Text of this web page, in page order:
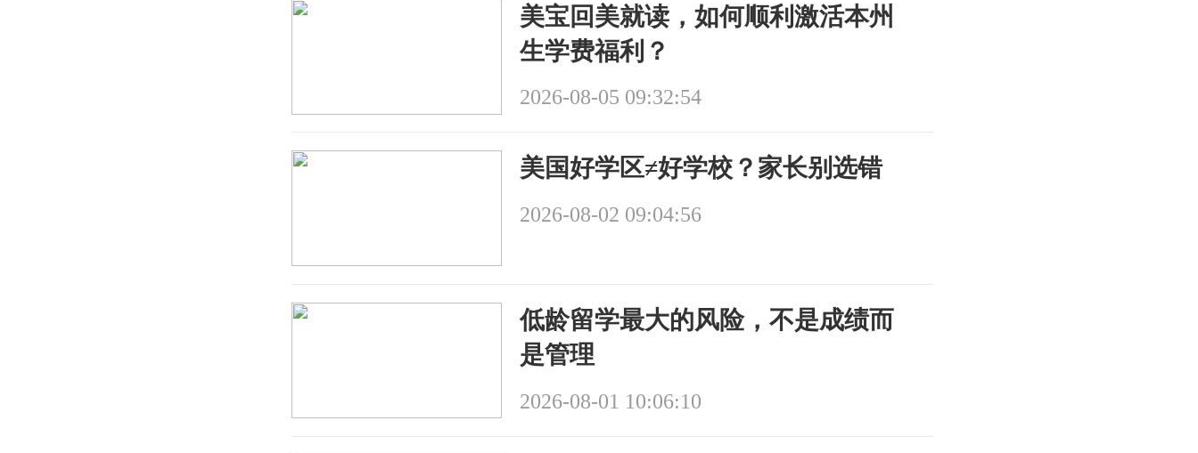
美宝回美就读，如何顺利激活本州
生学费福利？
2026-08-05 09:32:54
美国好学区≠好学校？家长别选错
2026-08-02 09:04:56
低龄留学最大的风险，不是成绩而
是管理
2026-08-01 10:06:10